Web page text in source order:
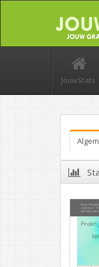
JouwStats